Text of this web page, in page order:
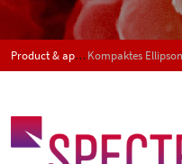
Product & application news - SPECTRUMKompaktes